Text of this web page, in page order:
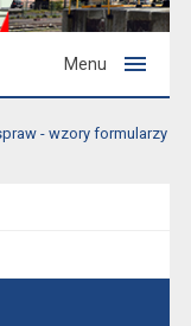
Menu
- wzory formularzy